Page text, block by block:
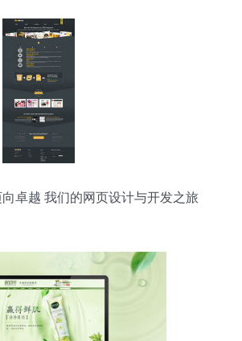
卓越 我们的网页设计与开发之旅